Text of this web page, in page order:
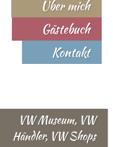
Über mich
Gästebuch
Kontakt
VW Museum, VW
Händler, VW Shops